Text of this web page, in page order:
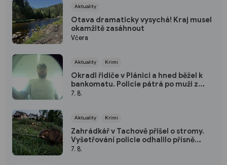
Aktuality
Otava dramaticky vysychá! Kraj musel
okamžitě zasáhnout
Včera
Aktuality Krimi
Okradl řidiče v Plánici a hned běžel k
bankomatu. Policie pátrá po muži z
kamerových záznamů
7. 8.
Aktuality Krimi
Zahrádkář v Tachově přišel o stromy.
Vyšetřování policie odhalilo přísně
chráněného viníka
7. 8.